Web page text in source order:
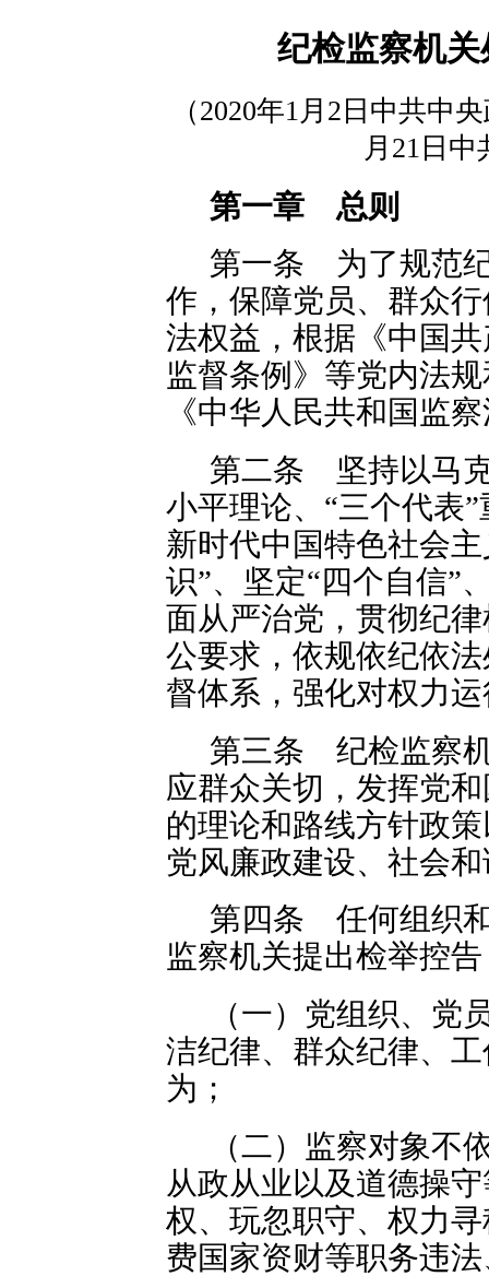
纪检监察机
（2020年1月2日中共中
月21日
第一章 总则
第一条 为了规范
作，保障党员、群众
法权益，根据《中国
监督条例》等党内法
《中华人民共和国监
第二条 坚持以马
小平理论、“三个代表
新时代中国特色社会
识”、坚定“四个自信”
面从严治党，贯彻纪
公要求，依规依纪依
督体系，强化对权力
第三条 纪检监察
应群众关切，发挥党
的理论和路线方针政
党风廉政建设、社会
第四条 任何组织
监察机关提出检举控
（一）党组织、党
洁纪律、群众纪律、
为；
（二）监察对象不
从政从业以及道德操
权、玩忽职守、权力
费国家资财等职务违